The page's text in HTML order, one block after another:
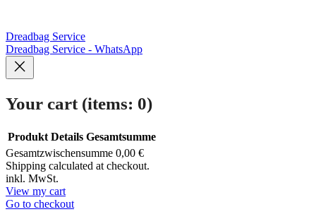
Dreadbag Service
Dreadbag Service - WhatsApp
Your cart (items: 0)
Products
in
cart
Produkt Details Gesamtsumme
Gesamtzwischensumme 0,00 €
Shipping calculated at checkout.
inkl. MwSt.
View my cart
Go to checkout